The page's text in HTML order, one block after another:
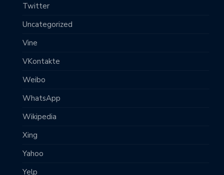
Twitter
Uncategorized
Vine
VKontakte
Weibo
WhatsApp
Wikipedia
Xing
Yahoo
Yelp